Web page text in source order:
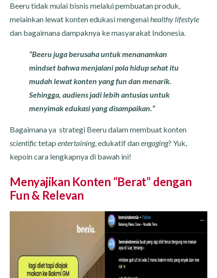
Beeru tidak mulai bisnis melalui pembuatan produk,
melainkan lewat konten edukasi mengenai healthy lifestyle
dan bagaimana dampaknya ke masyarakat Indonesia.
“Beeru juga berusaha untuk menanamkan
mindset bahwa menjalani pola hidup sehat itu
mudah lewat konten yang fun dan menarik.
Sehingga, audiens jadi lebih antusias untuk
menyimak edukasi yang disampaikan.”
Bagaimana ya strategi Beeru dalam membuat konten
scientifictetap entertaining, edukatif danengaging? Yuk,
kepoin cara lengkapnya di bawah ini!
Menyajikan Konten “Berat” dengan
Fun & Relevan